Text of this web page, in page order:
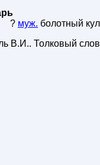
? муж. болотный
В.И.. Толковый